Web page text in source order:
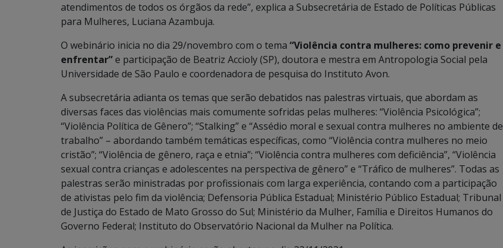
atendimentos de todos os órgãos da rede”, explica a Subsecretária de Estado de Políticas Públicas
para Mulheres, Luciana Azambuja.
O webinário inicia no dia 29/novembro com o tema “Violência contra mulheres: como prevenir e
enfrentar”e participação de Beatriz Accioly (SP), doutora e mestra em Antropologia Social pela
Universidade de São Paulo e coordenadora de pesquisa do Instituto Avon.
A subsecretária adianta os temas que serão debatidos nas palestras virtuais, que abordam as
diversas faces das violências mais comumente sofridas pelas mulheres: “Violência Psicológica”;
“Violência Política de Gênero”; “Stalking” e “Assédio moral e sexual contra mulheres no ambiente de
trabalho” – abordando também temáticas específicas, como “Violência contra mulheres no meio
cristão”; “Violência de gênero, raça e etnia”; “Violência contra mulheres com deficiência”, “Violência
sexual contra crianças e adolescentes na perspectiva de gênero” e “Tráfico de mulheres”. Todas as
palestras serão ministradas por profissionais com larga experiência, contando com a participação
de ativistas pelo fim da violência; Defensoria Pública Estadual; Ministério Público Estadual; Tribunal
de Justiça do Estado de Mato Grosso do Sul; Ministério da Mulher, Família e Direitos Humanos do
Governo Federal; Instituto do Observatório Nacional da Mulher na Política.